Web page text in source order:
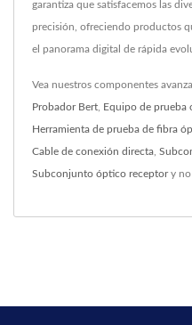
garantiza que satisfacemos las
precisión, ofreciendo productos
el panorama digital de rápida
Vea nuestros componentes
Probador Bert Equipo de prueba
Herramienta de prueba de fibra
Cable de conexión directa
Subconjunto óptico receptory no